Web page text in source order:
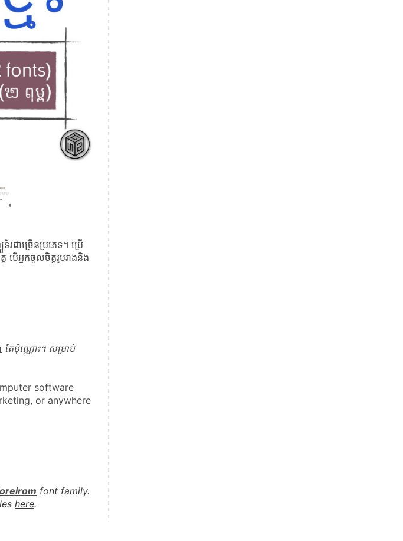
ជាច្រើនប្រភេទ។ ប្រើ
ើអ្នកចូលចិត្តរូបរាងនិង
តែប៉ុណ្ណោះ។ សម្រាប់
software
or anywhere
font family.
here.